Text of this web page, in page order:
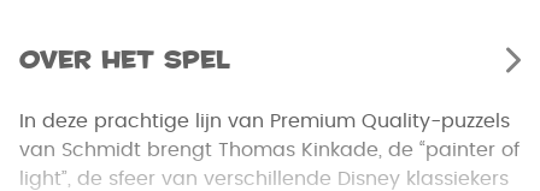
Over het spel
In deze prachtige lijn van Premium Quality-puzzels
van Schmidt brengt Thomas Kinkade, de “painter of
light”, de sfeer van verschillende Disney klassiekers